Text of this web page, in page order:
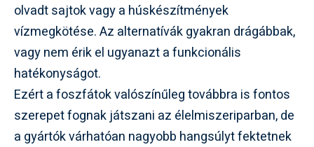
olvadt sajtok vagy a húskészítmények
vízmegkötése. Az alternatívák gyakran drágábbak,
vagy nem érik el ugyanazt a funkcionális
hatékonyságot.
Ezért a foszfátok valószínűleg továbbra is fontos
szerepet fognak játszani az élelmiszeriparban, de
a gyártók várhatóan nagyobb hangsúlyt fektetnek